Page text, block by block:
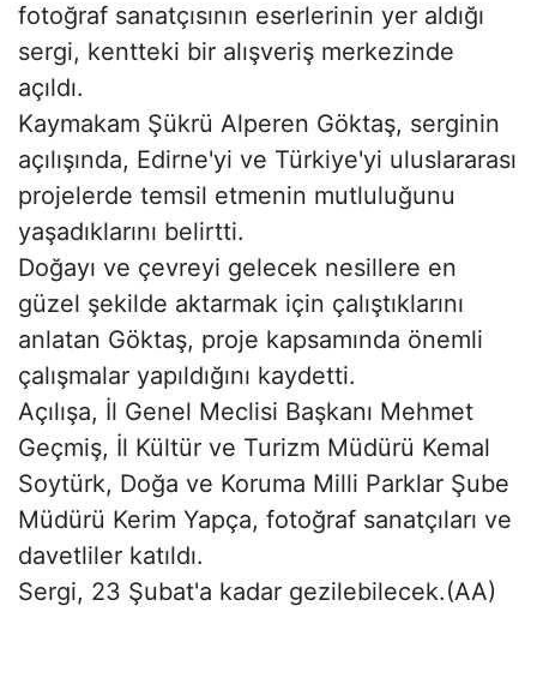
fotoğraf sanatçısının eserlerinin yer aldığı
sergi, kentteki bir alışveriş merkezinde
açıldı.
Kaymakam Şükrü Alperen Göktaş, serginin
açılışında, Edirne'yi ve Türkiye'yi uluslararası
projelerde temsil etmenin mutluluğunu
yaşadıklarını belirtti.
Doğayı ve çevreyi gelecek nesillere en
güzel şekilde aktarmak için çalıştıklarını
anlatan Göktaş, proje kapsamında önemli
çalışmalar yapıldığını kaydetti.
Açılışa, İl Genel Meclisi Başkanı Mehmet
Geçmiş, İl Kültür ve Turizm Müdürü Kemal
Soytürk, Doğa ve Koruma Milli Parklar Şube
Müdürü Kerim Yapça, fotoğraf sanatçıları ve
davetliler katıldı.
Sergi, 23 Şubat'a kadar gezilebilecek.(AA)